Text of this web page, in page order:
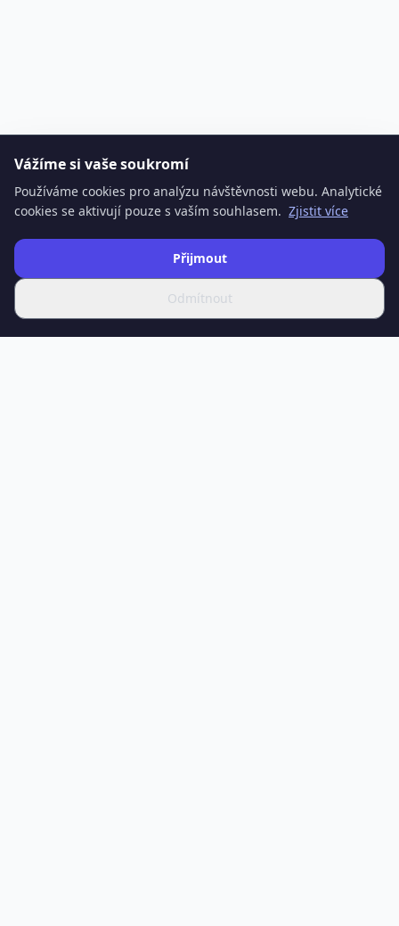
Vážíme si vaše soukromí
Používáme cookies pro analýzu návštěvnosti webu. Analytické
cookies se aktivují pouze s vaším souhlasem. Zjistit více
Odmítnout
Přijmout